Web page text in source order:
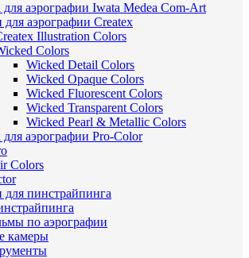
для аэрографии Iwata Medea Com-Art
для аэрографии Createx
Illustration Colors
Colors
Wicked Detail Colors
Wicked Opaque Colors
Wicked Fluorescent Colors
Wicked Transparent Colors
Wicked Pearl & Metallic Colors
для аэрографии Pro-Color
Colors
для пинстрайпинга
по аэрографии
камеры